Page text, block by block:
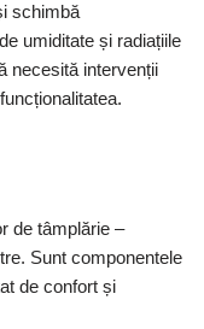
schimbă
umiditate și radiațiile
necesită intervenții
de tâmplărie –
Sunt componentele
de confort și